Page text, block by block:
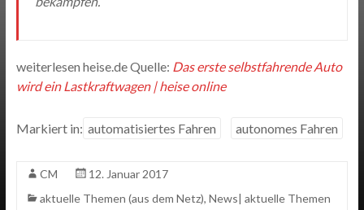
weiterlesen heise.de Quelle: Das erste selbstfahrende Auto
wird ein Lastkraftwagen | heise online
Markiert in: automatisiertes Fahren autonomes Fahren
CM
12. Januar 2017
aktuelle Themen (aus dem Netz), News| aktuelle Themen